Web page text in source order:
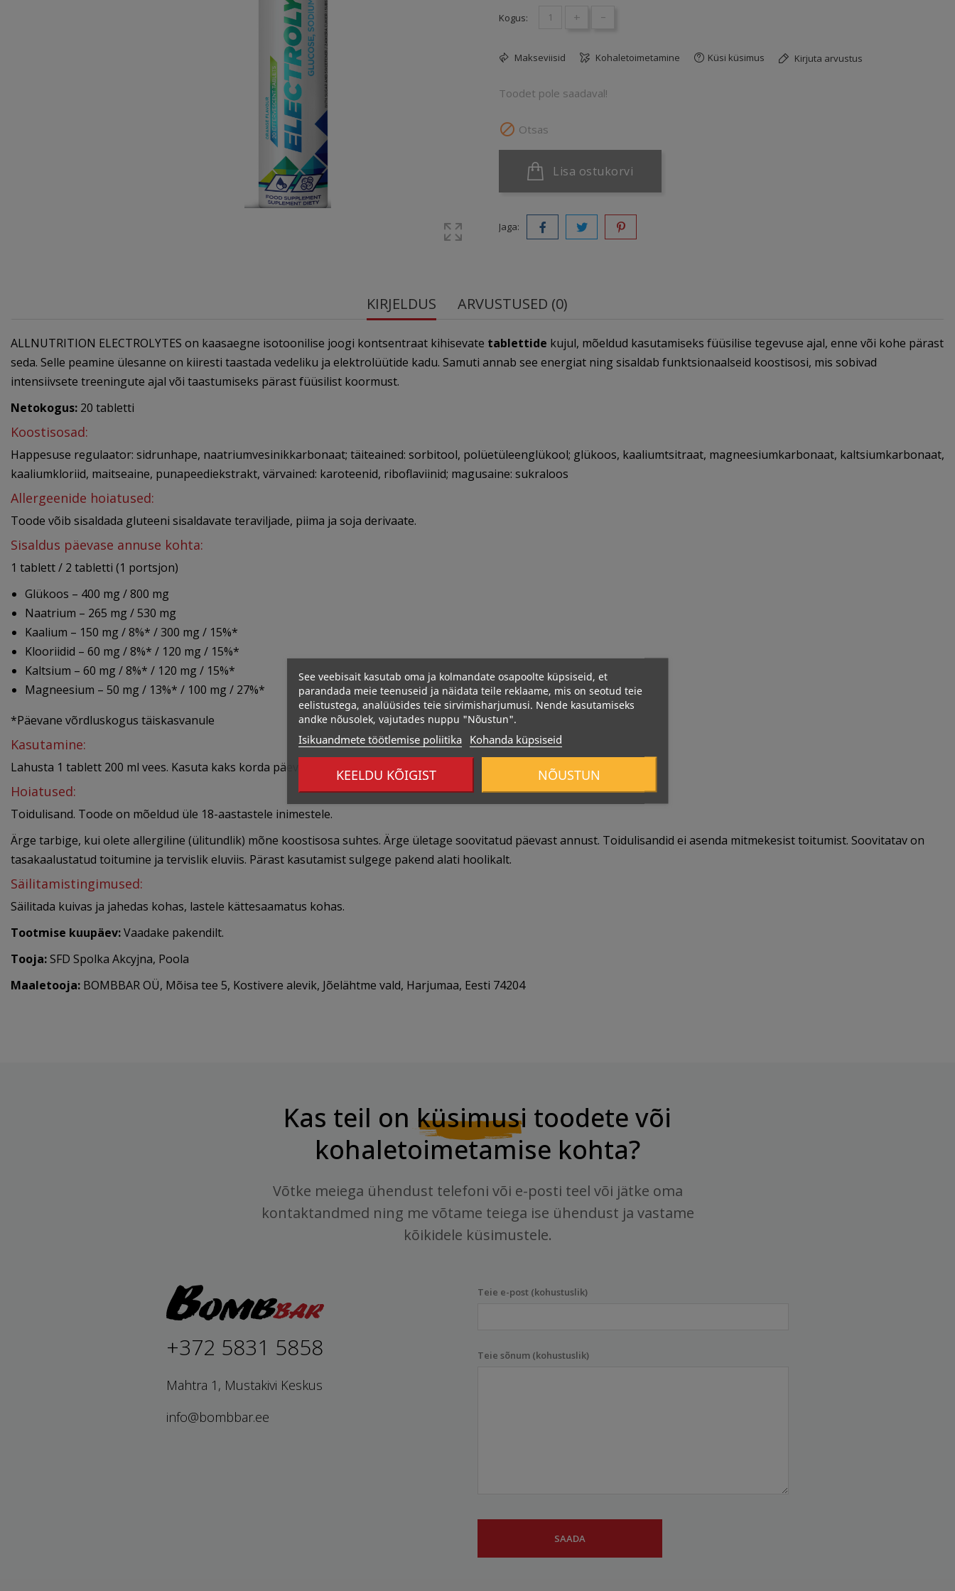
Kogus: + -
Makseviisid Kohaletoimetamine Küsi küsimus Kirjuta arvustus
Toodet pole saadaval!
 Otsas
Lisa ostukorvi
Jaga:
KIRJELDUS ARVUSTUSED (0)
ALLNUTRITION ELECTROLYTES on kaasaegne isotoonilise joogi kontsentraat kihisevate tablettide kujul, mõeldud kasutamiseks füüsilise tegevuse ajal, enne või kohe pärast
seda. Selle peamine ülesanne on kiiresti taastada vedeliku ja elektrolüütide kadu. Samuti annab see energiat ning sisaldab funktsionaalseid koostisosi, mis sobivad
intensiivsete treeningute ajal või taastumiseks pärast füüsilist koormust.
Netokogus: 20 tabletti
Koostisosad:
Happesuse regulaator: sidrunhape, naatriumvesinikkarbonaat; täiteained: sorbitool, polüetüleenglükool; glükoos, kaaliumtsitraat, magneesiumkarbonaat, kaltsiumkarbonaat,
kaaliumkloriid, maitseaine, punapeediekstrakt, värvained: karoteenid, riboflaviinid; magusaine: sukraloos
Allergeenide hoiatused:
Toode võib sisaldada gluteeni sisaldavate teraviljade, piima ja soja derivaate.
Sisaldus päevase annuse kohta:
1 tablett / 2 tabletti (1 portsjon)
Glükoos – 400 mg / 800 mg
Naatrium – 265 mg / 530 mg
Kaalium – 150 mg / 8%* / 300 mg / 15%*
Klooriidid – 60 mg / 8%* / 120 mg / 15%*
Kaltsium – 60 mg / 8%* / 120 mg / 15%*
Magneesium – 50 mg / 13%* / 100 mg / 27%*
*Päevane võrdluskogus täiskasvanule
Kasutamine:
Lahusta 1 tablett 200 ml vees. Kasuta kaks korda päevas.
Hoiatused:
Toidulisand. Toode on mõeldud üle 18-aastastele inimestele.
Ärge tarbige, kui olete allergiline (ülitundlik) mõne koostisosa suhtes. Ärge ületage soovitatud päevast annust. Toidulisandid ei asenda mitmekesist toitumist. Soovitatav on
tasakaalustatud toitumine ja tervislik eluviis. Pärast kasutamist sulgege pakend alati hoolikalt.
Säilitamistingimused:
Säilitada kuivas ja jahedas kohas, lastele kättesaamatus kohas.
Tootmise kuupäev:Vaadake pakendilt.
Tooja:SFD Spolka Akcyjna, Poola
Maaletooja: BOMBBAR OÜ, Mõisa tee 5, Kostivere alevik, Jõelähtme vald, Harjumaa, Eesti 74204
Kas teil on küsimusi toodete või
kohaletoimetamise kohta?
Võtke meiega ühendust telefoni või e-posti teel või jätke oma
kontaktandmed ning me võtame teiega ise ühendust ja vastame
kõikidele küsimustele.
+372 5831 5858
Mahtra 1, Mustakivi Keskus
info@bombbar.ee
Teie e-post (kohustuslik)
Teie sõnum (kohustuslik)
See veebisait kasutab oma ja kolmandate osapoolte küpsiseid, et
parandada meie teenuseid ja näidata teile reklaame, mis on seotud teie
eelistustega, analüüsides teie sirvimisharjumusi. Nende kasutamiseks
andke nõusolek, vajutades nuppu "Nõustun".
Isikuandmete töötlemise poliitika Kohanda küpsiseid
KEELDU KÕIGIST NÕUSTUN